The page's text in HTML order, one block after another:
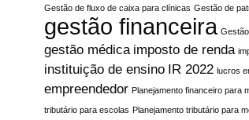
Gestão de fluxo de caixa para clínicas Gestão de
gestão financeira
gestão médica imposto de renda
instituição de ensino IR 2022 lucros
empreendedor Planejamento financeiro para
tributário para escolas Planejamento tributário para